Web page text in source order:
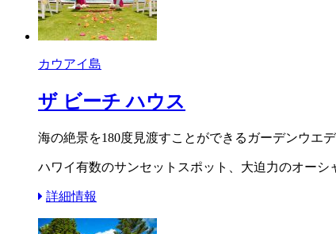
カウアイ島
ザ ビーチ ハウス
海の絶景を180度見渡すことができるガーデンウエデ
ハワイ有数のサンセットスポット、大迫力のオー
詳細情報